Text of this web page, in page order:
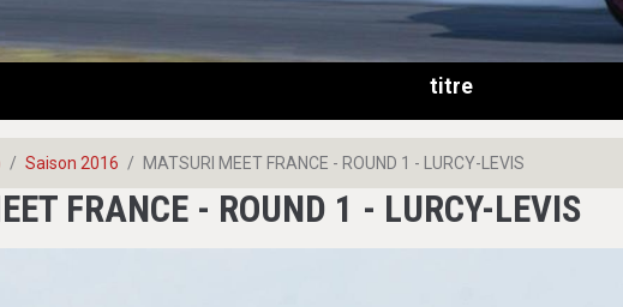
titre
Saison 2016 MATSURI MEET FRANCE - ROUND 1 - LURCY-LEVIS
FRANCE - ROUND 1 - LURCY-LEVIS